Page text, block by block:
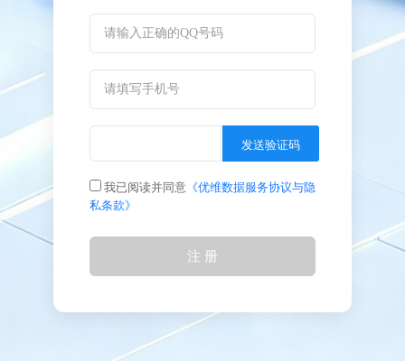
发送验证码
我已阅读并同意 《优维数据服务协议与隐
私条款》
注 册